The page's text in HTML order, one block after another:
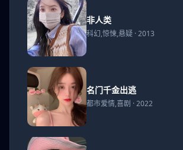
非人
类
非人类
科幻,惊悚,悬疑 · 2013
名门
千金
出逃
名门千金出逃
都市爱情,喜剧 · 2022